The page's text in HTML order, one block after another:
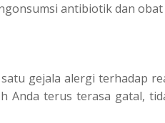
antibiotik dan
gejala alergi terhadap
Anda terus terasa gatal,